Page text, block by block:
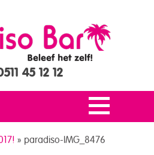
45 12 12
» paradiso-IMG_8476